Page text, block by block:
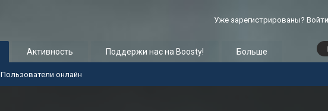
Уже зарегистрированы?
Пользователи онлайн
Активность Поддержи нас на Boosty! Больше